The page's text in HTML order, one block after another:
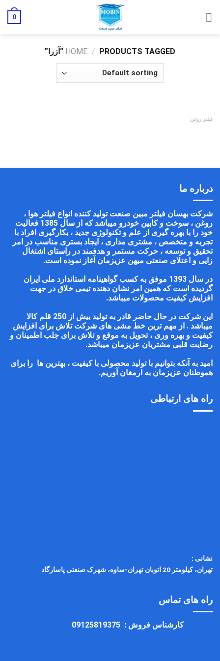
0
HOME / PRODUCTS TAGGED “آزرا”
فیلتر روغن
درباره ما
شرکت بهسان فیلتر مبین صنعت تولید کننده انواع فیلتر هوا ،
روغن ، سوخت و کابین خودرو میباشد که از سال 1385 فعالیت
خود را با بهره گیری از علم و تکنولوژی جدید ، بکارگیری افراد با
تجربه و متخصص ، مشتری مداری ، ایجاد بستری مناسب در امر
تحقیق و توسعه ، حرکت مستمر و هدفمند در راستای اشتغال
زایی و اعتلای صنعتی میهن عزیزمان آغاز نموده است.
در سال 1393 موفق به کسب گواهینامه استاندارد ملی ایران
گردیده است که همین امر نشان دهنده تیمی خلاق در جهت
افزایش کیفیت محصولات میباشد.
این شرکت در حال حاضر قادر به تولید بیش از 250 قلم کالا
میباشد . از مهم ترین خط مشی های شرکت تلاش برای افزایش
کیفیت و بهره وری ، تحویل به موقع و تلاش برای جلب اطمینان و
رضایت قلبی مشتریان عزیزمان میباشد.
امید به آنکه بتوانیم با تولید محصولی با کیفیت ، بهترین ها را برای
هموطنان عزیزمان به ارمغان آوریم.
راه های ارتباطی
نشانی :
تهران، کیلومتر 20 اتوبان تهران-ساوه، شهرک صنعتی پاسارگاد
راه های تماس
کارشناس فروش : 09125819375